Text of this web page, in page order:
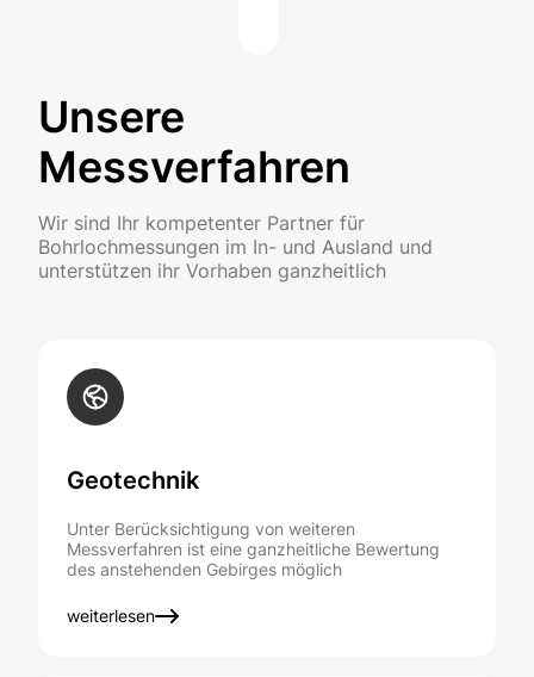
Unsere
Messverfahren
Wir sind Ihr kompetenter Partner für
Bohrlochmessungen im In- und Ausland und
unterstützen ihr Vorhaben ganzheitlich
Geotechnik
Unter Berücksichtigung von weiteren
Messverfahren ist eine ganzheitliche Bewertung
des anstehenden Gebirges möglich
weiterlesen